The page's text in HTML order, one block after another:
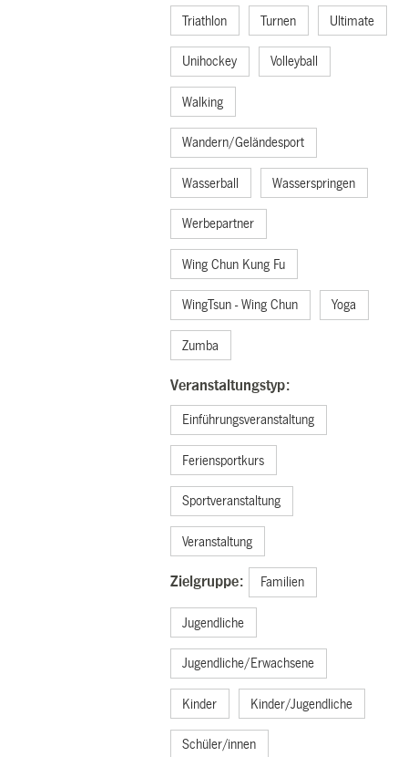
Triathlon Turnen Ultimate
Unihockey Volleyball
Walking
Wandern/Geländesport
Wasserball Wasserspringen
Werbepartner
Wing Chun Kung Fu
WingTsun - Wing Chun Yoga
Zumba
Veranstaltungstyp:
Einführungsveranstaltung
Feriensportkurs
Sportveranstaltung
Veranstaltung
Zielgruppe: Familien
Jugendliche
Jugendliche/Erwachsene
Kinder Kinder/Jugendliche
Schüler/innen